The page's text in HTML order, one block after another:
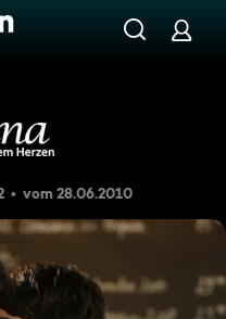
077
vom 28.06.2010